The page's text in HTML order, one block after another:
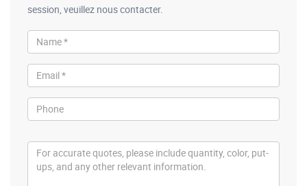
session, veuillez nous contacter.